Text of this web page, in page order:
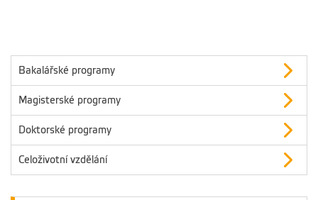
Bakalářské programy
Magisterské programy
Doktorské programy
Celoživotní vzdělání